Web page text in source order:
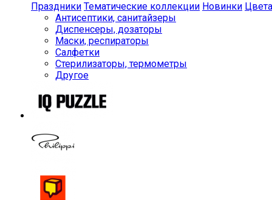
Праздники Тематические коллекции Новинки Цвета
Антисептики, санитайзеры
Диспенсеры, дозаторы
Маски, респираторы
Салфетки
Стерилизаторы, термометры
Другое